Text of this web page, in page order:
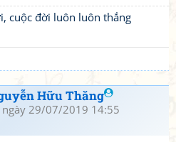
cuộc đời luôn luôn thắng
Hữu Thăng
ngày 29/07/2019 14:55